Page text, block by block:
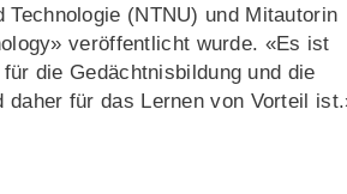
(NTNU) und Mitautorin
veröffentlicht wurde. «Es ist
die Gedächtnisbildung und die
daher für das Lernen von Vorteil